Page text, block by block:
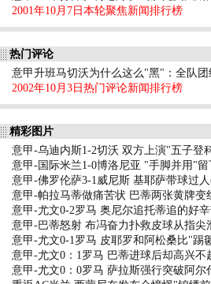
2001年10月7日本轮聚焦新闻排行榜
热门评论
意甲升班马切沃为什么这么"黑"：全队团
2002年10月3日热门评论新闻排行榜
精彩图片
意甲-乌迪内斯1-2切沃 双方上演"五子登
意甲-国际米兰1-0博洛尼亚 "手脚并用"
意甲-佛罗伦萨3-1威尼斯 基耶萨带球过
意甲-帕拉马蒂做痛苦状 巴蒂两张黄牌变
意甲-尤文0-2罗马 奥尼尔追托蒂追的好辛
意甲-巴蒂怒射 布冯奋力扑救皮球从指尖
意甲-尤文0-1罗马 皮耶罗和阿松桑比"踢
意甲-尤文0：1罗马 巴蒂进球后却高兴不
意甲-尤文0：0罗马 萨拉斯强行突破阿尔